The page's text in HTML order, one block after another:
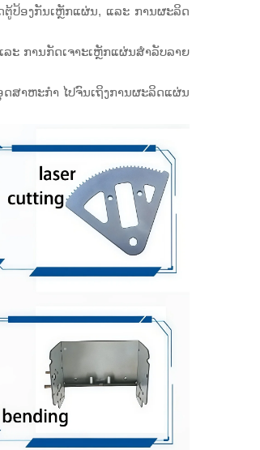
ປ້ອງກັນເຫຼັກແຜ່ນ, ແລະ ການຜະລິດ
ະ ການກັດເຈາະເຫຼັກແຜ່ນສຳລັບລາຍ
ສາຫະກຳ ໄປຈົນເຖິງການຜະລິດແຜ່ນ